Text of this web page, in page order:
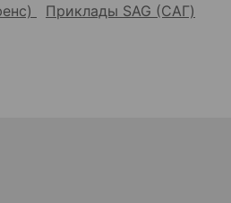
Приклады SAG (САГ)